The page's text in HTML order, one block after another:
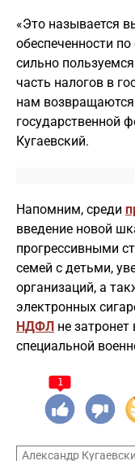
«Это называется
обеспеченности
сильно
часть налогов в
нам
государственной
Кугаевский.
Напомним, среди
введение новой
прогрессивными
семей с детьми,
организаций, а
электронных
НДФЛ не
специальной
1
Александр